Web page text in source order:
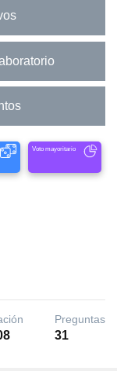
Voto mayoritario
Preguntas
31